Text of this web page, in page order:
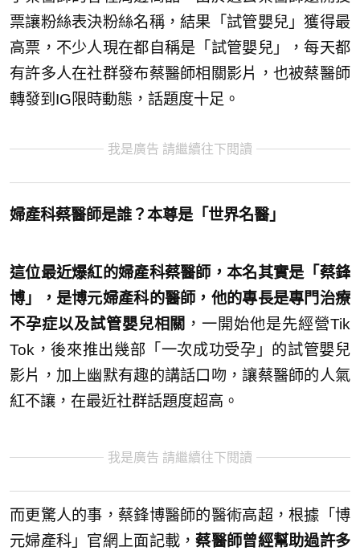
票讓粉絲表決粉絲名稱，結果「試管嬰兒」獲得最
高票，不少人現在都自稱是「試管嬰兒」，每天都
有許多人在社群發布蔡醫師相關影片，也被蔡醫師
轉發到IG限時動態，話題度十足。
我是廣告 請繼續往下閱讀
婦產科蔡醫師是誰？本尊是「世界名醫」
這位最近爆紅的婦產科蔡醫師，本名其實是「蔡鋒
博」，是博元婦產科的醫師，他的專長是專門治療
不孕症以及試管嬰兒相關 ，一開始他是先經營Tik
Tok，後來推出幾部「一次成功受孕」的試管嬰兒
影片，加上幽默有趣的講話口吻，讓蔡醫師的人氣
紅不讓，在最近社群話題度超高。
我是廣告 請繼續往下閱讀
而更驚人的事，蔡鋒博醫師的醫術高超，根據「博
元婦產科」官網上面記載，蔡醫師曾經幫助過許多